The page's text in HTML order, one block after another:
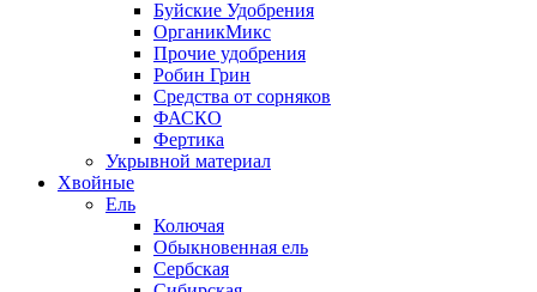
Буйские Удобрения
ОрганикМикс
Прочие удобрения
Робин Грин
Средства от сорняков
ФАСКО
Фертика
Укрывной материал
Хвойные
Ель
Колючая
Обыкновенная ель
Сербская